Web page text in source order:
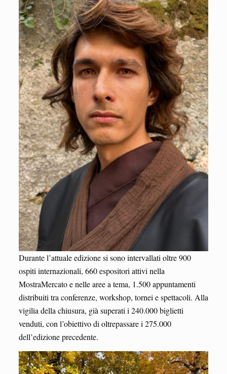
Durante l’attuale edizione si sono intervallati oltre 900
ospiti internazionali, 660 espositori attivi nella
MostraMercato e nelle aree a tema, 1.500 appuntamenti
distribuiti tra conferenze, workshop, tornei e spettacoli. Alla
vigilia della chiusura, già superati i 240.000 biglietti
venduti, con l’obiettivo di oltrepassare i 275.000
dell’edizione precedente.